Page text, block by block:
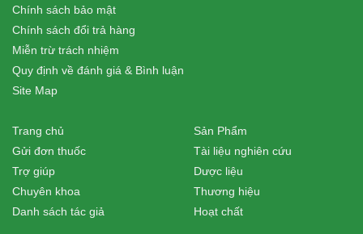
Chính sách bảo mật
Chính sách đổi trả hàng
Miễn trừ trách nhiệm
Quy định về đánh giá & Bình luận
Site Map
Trang chủ
Gửi đơn thuốc
Trợ giúp
Chuyên khoa
Danh sách tác giả
Sản Phẩm
Tài liệu nghiên cứu
Dược liệu
Thương hiệu
Hoạt chất